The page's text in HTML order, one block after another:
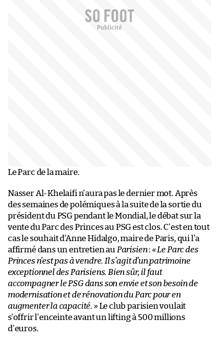
Le Parc de la maire.
Nasser Al-Khelaifi n’aura pas le dernier mot. Après
des semaines de polémiques à la suite de la sortie du
président du PSG pendant le Mondial, le débat sur la
vente du Parc des Princes au PSG est clos. C’est en tout
cas le souhait d’Anne Hidalgo, maire de Paris, qui l’a
affirmé dans un entretien au Parisien: « Le Parc des
Princes n’est pas à vendre. Il s’agit d’un patrimoine
exceptionnel des Parisiens. Bien sûr, il faut
accompagner le PSG dans son envie et son besoin de
modernisation et de rénovation du Parc pour en
augmenter la capacité. »Le club parisien voulait
s’offrir l’enceinte avant un lifting à 500 millions
d’euros.